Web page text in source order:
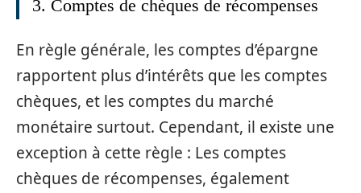
3. Comptes de chèques de récompenses
En règle générale, les comptes d’épargne
rapportent plus d’intérêts que les comptes
chèques, et les comptes du marché
monétaire surtout. Cependant, il existe une
exception à cette règle : Les comptes
chèques de récompenses, également